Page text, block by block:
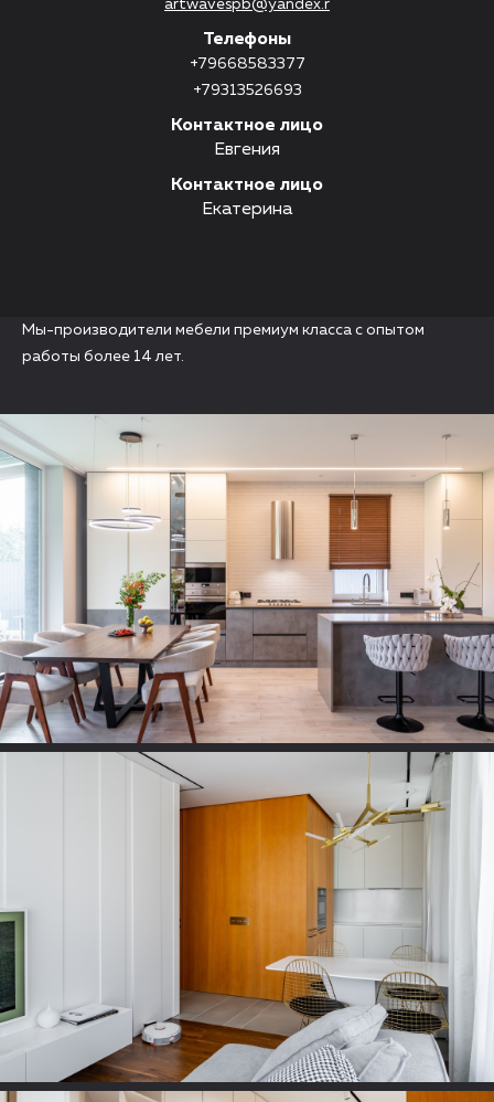
artwavespb@yandex.r
Телефоны
+79668583377
+79313526693
Контактное лицо
Евгения
Контактное лицо
Екатерина
Мы-производители мебели премиум класса с опытом
работы более 14 лет.